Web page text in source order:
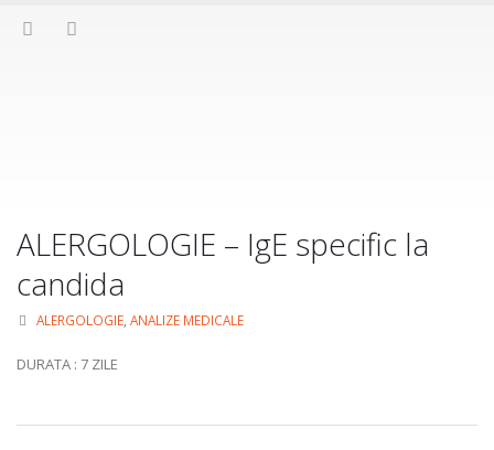
ALERGOLOGIE – IgE specific la
candida
ALERGOLOGIE, ANALIZE MEDICALE
DURATA : 7 ZILE